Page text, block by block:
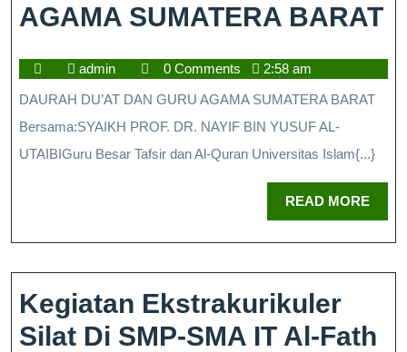
AGAMA SUMATERA BARAT
admin 0 Comments
2:58 am
DAURAH DU’AT DAN GURU AGAMA SUMATERA BARAT
Bersama:SYAIKH PROF. DR. NAYIF BIN YUSUF AL-
UTAIBIGuru Besar Tafsir dan Al-Quran Universitas Islam{...}
READ MORE
Kegiatan Ekstrakurikuler
Silat Di SMP-SMA IT Al-Fath